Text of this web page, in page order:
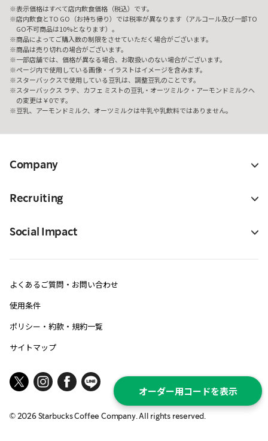
オーダー用コードを表示
表示価格はすべて店内飲食価格（税込）です。
店内飲食とTO GO（お持ち帰り）では税率が異なります（アルコール及び一部TO
GO不可商品は10%となります）。
商品によってご購入数の制限をさせていただく場合がございます。
商品は売り切れの場合がございます。
一部店舗では、価格が異なる場合、お取扱いのない場合がございます。
ページ内で使用している画像・イラストはイメージを含みます。
スターバックスで使用している豆乳は、調整豆乳のことです。
スターバックス ラテ、カフェ ミストの豆乳・オーツミルク・アーモンドミルクへ
の変更は￥0です。
豆乳、アーモンドミルク、オーツミルクは牛乳や乳飲料ではありません。
Company
Recruiting
Social Impact
よくあるご質問・お問い合わせ
使用条件
ポリシー・約款・規約一覧
サイトマップ
© 2026Starbucks Coffee Company. All rights reserved.